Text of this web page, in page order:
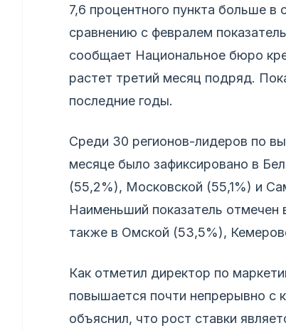
7,6 процентного пункта больше
сравнению с февралем
сообщает Национальное бюро
растет третий месяц подряд.
последние годы.
Среди 30 регионов-лидеров по
месяце было зафиксировано в
(55,2%), Московской (55,1%) и
Наименьший показатель
также в Омской (53,5%),
Как отметил директор по
повышается почти непрерывно с
объяснил, что рост ставки